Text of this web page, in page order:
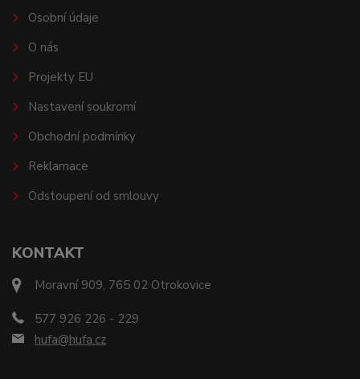
KONTAKT
Moravní 909, 765 02 Otrokovice
577 926 226 - 229
hufa@hufa.cz
Osobní údaje
O nás
Projekty EU
Nastavení soukromí
Obchodní podmínky
Reklamace
Odstoupení od smlouvy